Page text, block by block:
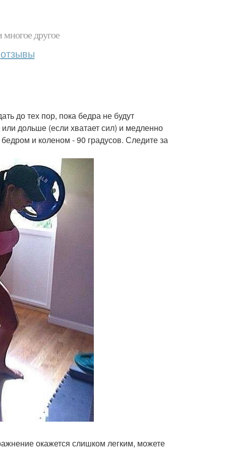
другое
отзывы
до тех пор, пока бедра не будут
дольше (если хватает сил) и медленно
и коленом - 90 градусов. Следите за
окажется слишком легким, можете